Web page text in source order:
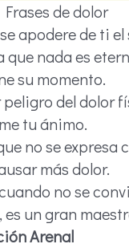
Frases de dolor
apodere de ti
que nada es
su momento.
peligro del dolor
tu ánimo.
no se expresa
más dolor.
no se
es un gran
Arenal